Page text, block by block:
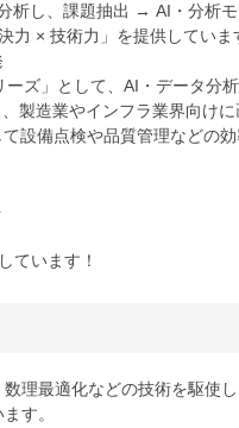
析し、課題抽出 → AI・分析
力 × 技術力」を提供していま
ーズ」として、AI・データ分
製造業やインフラ業界向け
設備点検や品質管理などの効
ています！
理最適化などの技術を駆使
す。